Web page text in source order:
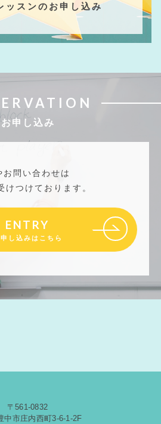
ッスンのお申し込み
お申し込み
問い合わせは
けつけております。
ENTRY
し込みはこちら
〒561-0832
中市庄内西町3-6-1-2F